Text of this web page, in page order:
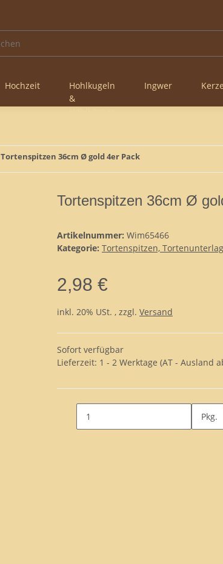
Hochzeit
Hohlkugeln
&
Ingwer
Tortenspitzen 36cm Ø gold 4er Pack
Tortenspitzen 36cm Ø
Artikelnummer: Wim65466
Kategorie: Tortenspitzen,
2,98 €
inkl. 20% USt. , zzgl. Versand
Sofort verfügbar
Lieferzeit: 1 - 2 Werktage (AT - Ausland
Pkg.